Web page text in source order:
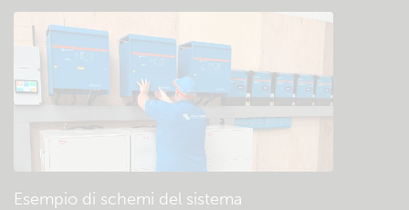
Esempio di schemi del sistema